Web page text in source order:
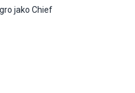
jako Chief